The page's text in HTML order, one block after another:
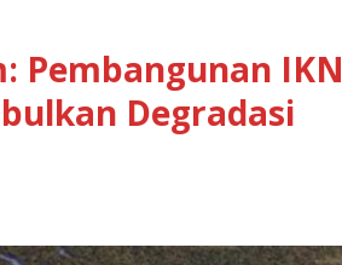
Pembangunan IKN
Degradasi